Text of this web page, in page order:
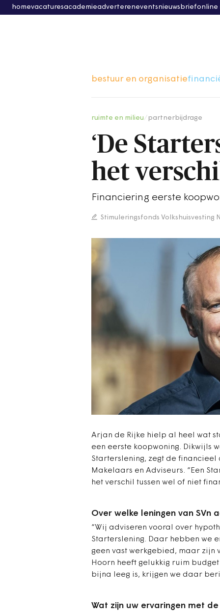
homevacaturesacademieadvertereneventsnieuwsbriefonline
bestuur en organisatie
ruimte en milieu partnerbijdrage
‘De
het
Financiering eerste
Stimuleringsfonds
Arjan de Rijke hielp al heel wat
een eerste koopwoning. Dikwijls
Starterslening, zegt de
Makelaars en Adviseurs. “Een
het verschil tussen wel of niet
Over welke leningen van SVn
“Wij adviseren vooral over
Starterslening. Daar hebben we
geen vast werkgebied, maar zijn
Hoorn heeft gelukkig ruim
bijna leeg is, krijgen we daar
Wat zijn uw ervaringen met